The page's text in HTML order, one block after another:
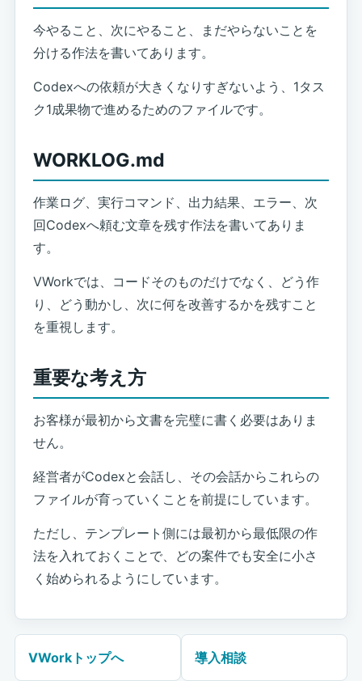
今やること、次にやること、まだやらないことを
分ける作法を書いてあります。
Codexへの依頼が大きくなりすぎないよう、1タス
ク1成果物で進めるためのファイルです。
WORKLOG.md
作業ログ、実行コマンド、出力結果、エラー、次
回Codexへ頼む文章を残す作法を書いてありま
す。
VWorkでは、コードそのものだけでなく、どう作
り、どう動かし、次に何を改善するかを残すこと
を重視します。
重要な考え方
お客様が最初から文書を完璧に書く必要はありま
せん。
経営者がCodexと会話し、その会話からこれらの
ファイルが育っていくことを前提にしています。
ただし、テンプレート側には最初から最低限の作
法を入れておくことで、どの案件でも安全に小さ
く始められるようにしています。
VWorkトップへ 導入相談